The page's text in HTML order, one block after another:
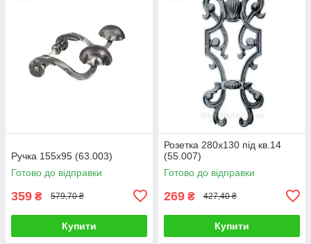
Ручка 155х95 (63.003)
Готово до відправки
359 ₴ 579,70 ₴
Купити
Розетка 280х130 під кв.14
(55.007)
Готово до відправки
269 ₴ 427,40 ₴
Купити